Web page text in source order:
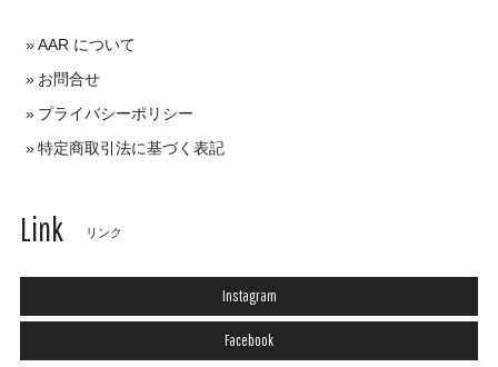
AAR について
お問合せ
プライバシーポリシー
特定商取引法に基づく表記
Link リンク
Instagram
Facebook